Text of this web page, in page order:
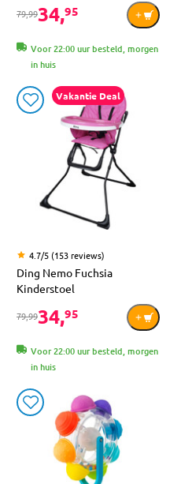
79,9934,95
Voor 22:00 uur besteld, morgen
in huis
Vakantie Deal
4.7/5 (153 reviews)
Ding Nemo Fuchsia
Kinderstoel
79,9934,95
Voor 22:00 uur besteld, morgen
in huis